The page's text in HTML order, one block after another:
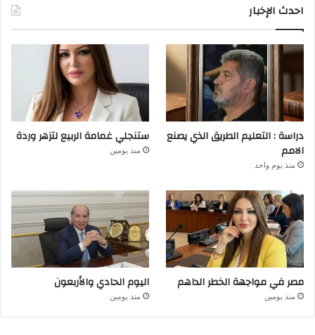
احدث الإخبار
دراسة : التعليم الطريق الذي يصنع
الامم
منذ يوم واحد
ستنجلي غمامة الربيع لتزهر وردة
منذ يومين
مصر في مواجهة الخطر الداهم
منذ يومين
اليوم الحادي والأربعون
منذ يومين